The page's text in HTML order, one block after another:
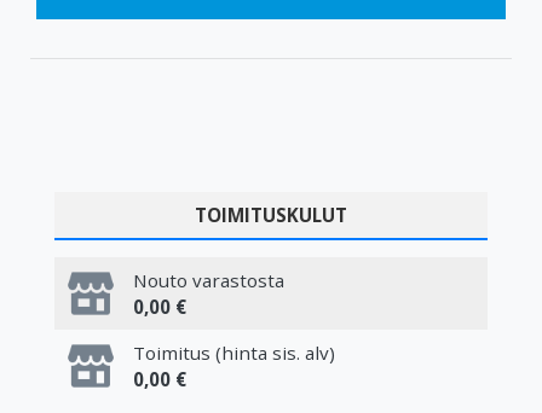
TOIMITUSKULUT
Nouto varastosta
0,00 €
Toimitus (hinta sis. alv)
0,00 €